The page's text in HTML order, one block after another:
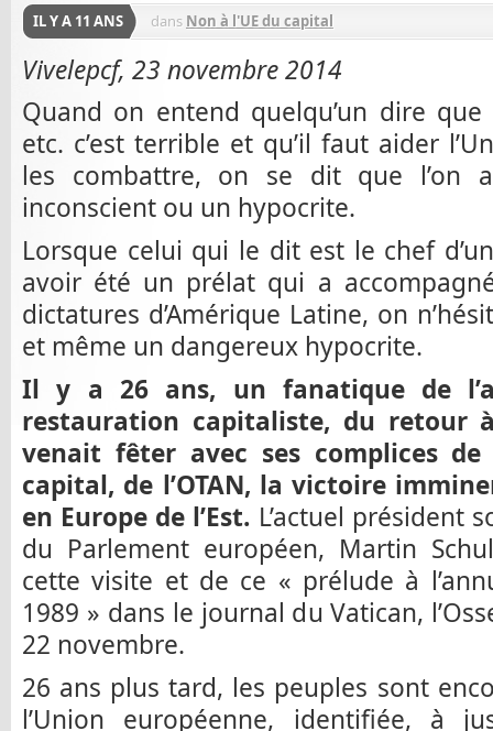
IL Y A 11 ANS dans Non à l'UE du capital
Vivelepcf, 23 novembre 2014
Quand on entend quelqu’un dire
etc. c’est terrible et qu’il faut aider
les combattre, on se dit que
inconscient ou un hypocrite.
Lorsque celui qui le dit est le chef
avoir été un prélat qui a
dictatures d’Amérique Latine, on
et même un dangereux hypocrite.
Il y a 26 ans, un fanatique de
restauration capitaliste, du retour
venait fêter avec ses complices de
capital, de l’OTAN, la victoire
en Europe de l’Est. L’actuel président
du Parlement européen, Martin
cette visite et de ce « prélude à
1989 » dans le journal du Vatican,
22 novembre.
26 ans plus tard, les peuples sont
l’Union européenne, identifiée, à